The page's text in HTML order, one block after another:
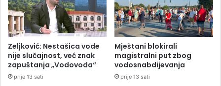
Zeljković: Nestašica vode
nije slučajnost, već znak
zapuštanja „Vodovoda“
prije 13 sati
Mještani blokirali
magistralni put zbog
vodosnabdijevanja
prije 13 sati